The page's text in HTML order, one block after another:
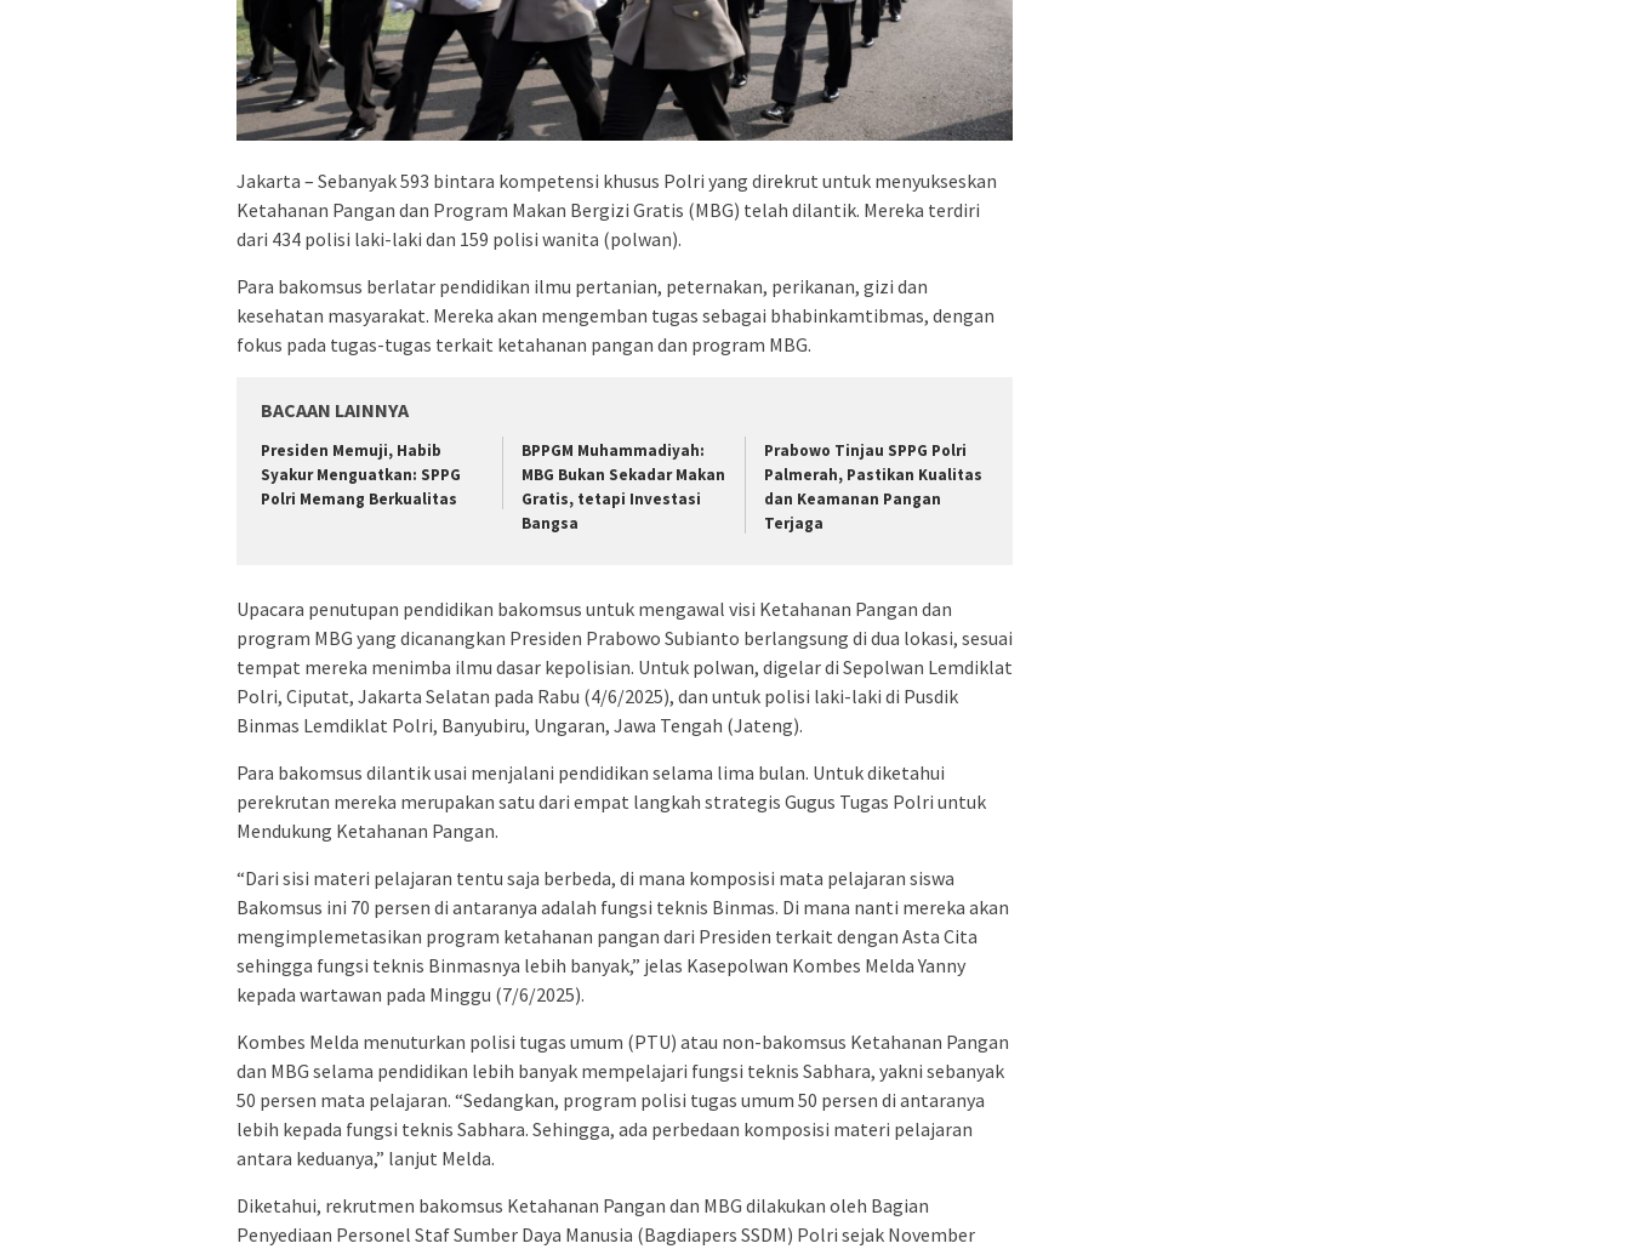
Jakarta – Sebanyak 593 bintara kompetensi khusus Polri yang direkrut untuk menyukseskan
Ketahanan Pangan dan Program Makan Bergizi Gratis (MBG) telah dilantik. Mereka terdiri
dari 434 polisi laki-laki dan 159 polisi wanita (polwan).
Para bakomsus berlatar pendidikan ilmu pertanian, peternakan, perikanan, gizi dan
kesehatan masyarakat. Mereka akan mengemban tugas sebagai bhabinkamtibmas, dengan
fokus pada tugas-tugas terkait ketahanan pangan dan program MBG.
BACAAN LAINNYA
Presiden Memuji, Habib
Syakur Menguatkan: SPPG
Polri Memang Berkualitas
BPPGM Muhammadiyah:
MBG Bukan Sekadar Makan
Gratis, tetapi Investasi
Bangsa
Prabowo Tinjau SPPG Polri
Palmerah, Pastikan Kualitas
dan Keamanan Pangan
Terjaga
Upacara penutupan pendidikan bakomsus untuk mengawal visi Ketahanan Pangan dan
program MBG yang dicanangkan Presiden Prabowo Subianto berlangsung di dua lokasi, sesuai
tempat mereka menimba ilmu dasar kepolisian. Untuk polwan, digelar di Sepolwan Lemdiklat
Polri, Ciputat, Jakarta Selatan pada Rabu (4/6/2025), dan untuk polisi laki-laki di Pusdik
Binmas Lemdiklat Polri, Banyubiru, Ungaran, Jawa Tengah (Jateng).
Para bakomsus dilantik usai menjalani pendidikan selama lima bulan. Untuk diketahui
perekrutan mereka merupakan satu dari empat langkah strategis Gugus Tugas Polri untuk
Mendukung Ketahanan Pangan.
“Dari sisi materi pelajaran tentu saja berbeda, di mana komposisi mata pelajaran siswa
Bakomsus ini 70 persen di antaranya adalah fungsi teknis Binmas. Di mana nanti mereka akan
mengimplemetasikan program ketahanan pangan dari Presiden terkait dengan Asta Cita
sehingga fungsi teknis Binmasnya lebih banyak,” jelas Kasepolwan Kombes Melda Yanny
kepada wartawan pada Minggu (7/6/2025).
Kombes Melda menuturkan polisi tugas umum (PTU) atau non-bakomsus Ketahanan Pangan
dan MBG selama pendidikan lebih banyak mempelajari fungsi teknis Sabhara, yakni sebanyak
50 persen mata pelajaran. “Sedangkan, program polisi tugas umum 50 persen di antaranya
lebih kepada fungsi teknis Sabhara. Sehingga, ada perbedaan komposisi materi pelajaran
antara keduanya,” lanjut Melda.
Diketahui, rekrutmen bakomsus Ketahanan Pangan dan MBG dilakukan oleh Bagian
Penyediaan Personel Staf Sumber Daya Manusia (Bagdiapers SSDM) Polri sejak November